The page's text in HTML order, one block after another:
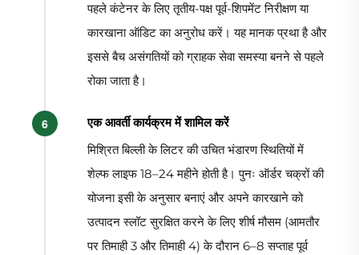
पहले कंटेनर के लिए तृतीय-पक्ष पूर्व-शिपमेंट निरीक्षण या
कारखाना ऑडिट का अनुरोध करें। यह मानक प्रथा है और
इससे बैच असंगतियों को ग्राहक सेवा समस्या बनने से पहले
रोका जाता है।
एक आवर्ती कार्यक्रम में शामिल करें
मिश्रित बिल्ली के लिटर की उचित भंडारण स्थितियों में
शेल्फ लाइफ 18–24 महीने होती है। पुनः ऑर्डर चक्रों की
योजना इसी के अनुसार बनाएं और अपने कारखाने को
उत्पादन स्लॉट सुरक्षित करने के लिए शीर्ष मौसम (आमतौर
पर तिमाही 3 और तिमाही 4) के दौरान 6–8 सप्ताह पूर्व